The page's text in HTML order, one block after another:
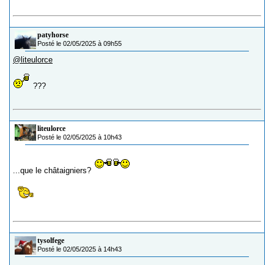
patyhorse
Posté le 02/05/2025 à 09h55
@liteulorce
???
liteulorce
Posté le 02/05/2025 à 10h43
...que le châtaigniers?
tysolfege
Posté le 02/05/2025 à 14h43